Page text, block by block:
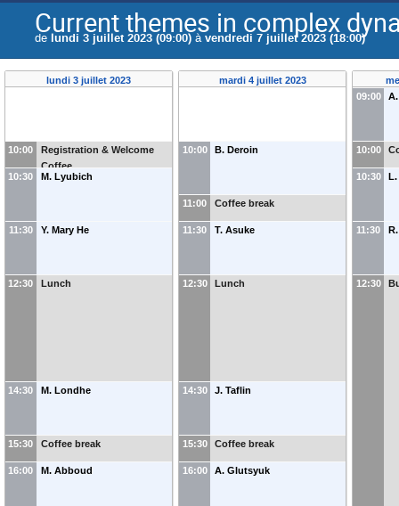
Current themes in complex
de lundi 3 juillet 2023 (09:00) àvendredi 7 juillet 2023 (18:00)
lundi 3 juillet 2023
10:00
Registration & Welcome
Coffee
10:30
M. Lyubich
11:30 Y. Mary He
12:30 Lunch
14:30 M. Londhe
15:30 Coffee break
16:00 M. Abboud
mardi 4 juillet 2023
10:00 B. Deroin
11:00 Coffee break
11:30 T. Asuke
12:30 Lunch
14:30 J. Taflin
15:30 Coffee break
16:00 A. Glutsyuk
09:00
10:00
10:30 L.
11:30
12:30